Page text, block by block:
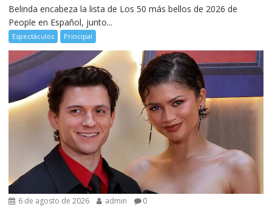
Belinda encabeza la lista de Los 50 más bellos de 2026 de
People en Español, junto...
Espectáculos Principal
6 de agosto de 2026 admin 0